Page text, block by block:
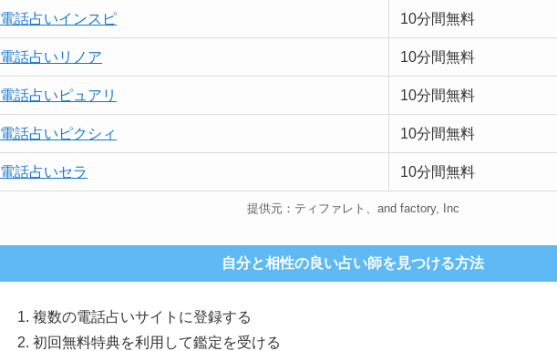
電話占いインスピ 10分間無料
電話占いリノア 10分間無料
電話占い ピュア リ 10分間無料
電話占いピクシィ 10分間無料
電話占いセラ 10分間無料
提供元：ティファレト、and factory, Inc
自分と相性の良い占い師を見つける方法
複数の電話占いサイトに登録する
初回無料特典を利用して鑑定を受ける